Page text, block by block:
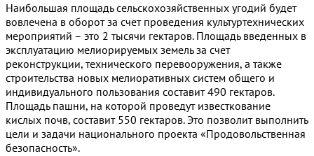
Наибольшая площадь сельскохозяйственных угодий будет
вовлечена в оборот за счет проведения культуртехнических
мероприятий – это 2 тысячи гектаров. Площадь введенных в
эксплуатацию мелиорируемых земель за счет
реконструкции, технического перевооружения, а также
строительства новых мелиоративных систем общего и
индивидуального пользования составит 490 гектаров.
Площадь пашни, на которой проведут известкование
кислых почв, составит 550 гектаров. Это позволит выполнить
цели и задачи национального проекта «Продовольственная
безопасность».